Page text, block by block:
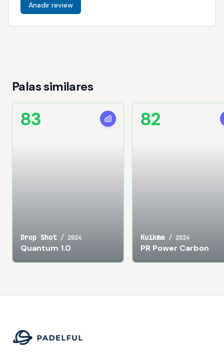
Anadir review
Palas similares
Drop Shot / 2024
Quantum 1.0
83
Kuikma / 2024
PR Power Carbon
82